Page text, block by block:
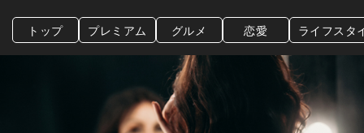
トップ プレミアム グルメ 恋愛 ライフスタ